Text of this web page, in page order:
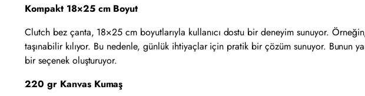
Kompakt 18×25 cm Boyut
Clutch bez çanta, 18×25 cm boyutlarıyla kullanıcı dostu bir deneyim sunuyor.
taşınabilir kılıyor. Bu nedenle, günlük ihtiyaçlar için pratik bir çözüm sunuyor. Bunun
bir seçenek oluşturuyor.
220 gr Kanvas Kumaş